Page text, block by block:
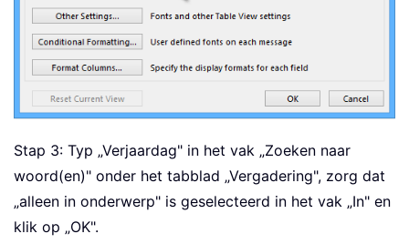
Stap 3: Typ „Verjaardag" in het vak „Zoeken naar
woord(en)" onder het tabblad „Vergadering", zorg dat
„alleen in onderwerp" is geselecteerd in het vak „In" en
klik op „OK".